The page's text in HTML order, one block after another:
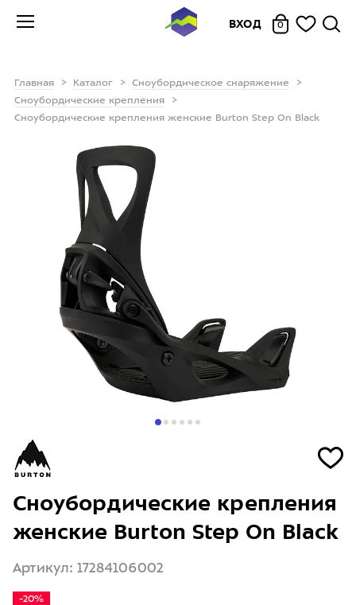
ВХОД 0
Главная Каталог
Сноубордическое снаряжение
Сноубордические крепления
Сноубордические крепления женские Burton Step On Black
Сноубордические крепления
женские Burton Step On Black
Артикул: 17284106002
-20%